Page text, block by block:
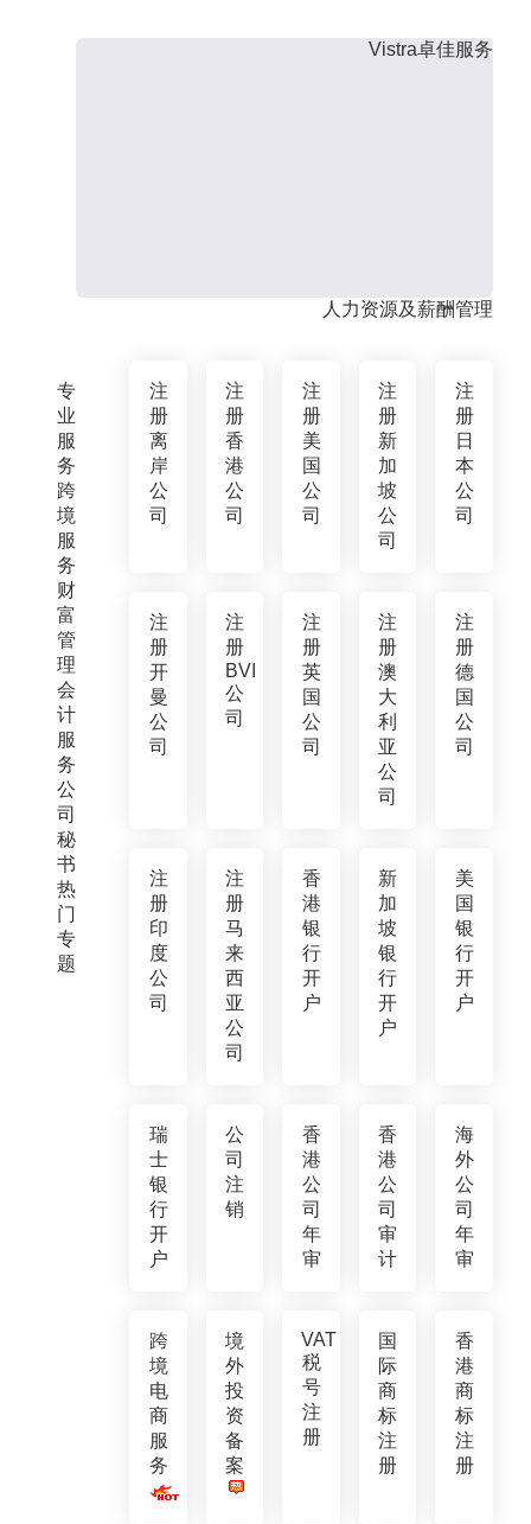
专
业
服
务
跨
境
服
务
财
富
管
理
会
计
服
务
公
司
秘
书
热
门
专
题
Vistra卓佳服务
人力资源及薪酬管理
注
册
离
岸
公
司
注
册
香
港
公
司
注
册
美
国
公
司
注
册
新
加
坡
公
司
注
册
日
本
公
司
注
册
开
曼
公
司
注
册
BVI
公
司
注
册
英
国
公
司
注
册
澳
大
利
亚
公
司
注
册
德
国
公
司
注
册
印
度
公
司
注
册
马
来
西
亚
公
司
香
港
银
行
开
户
新
加
坡
银
行
开
户
美
国
银
行
开
户
瑞
士
银
行
开
户
公
司
注
销
香
港
公
司
年
审
香
港
公
司
审
计
海
外
公
司
年
审
跨
境
电
商
服
务
境
外
投
资
备
案
VAT
税
号
注
册
国
际
商
标
注
册
香
港
商
标
注
册